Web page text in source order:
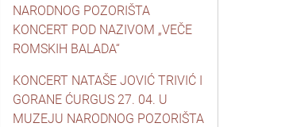
NARODNOG POZORIŠTA
KONCERT POD NAZIVOM „VEČE
ROMSKIH BALADA“
KONCERT NATAŠE JOVIĆ TRIVIĆ I
GORANE ĆURGUS 27. 04. U
MUZEJU NARODNOG POZORIŠTA